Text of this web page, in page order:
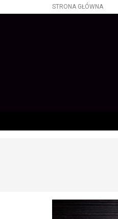
STRONA GŁÓWNA